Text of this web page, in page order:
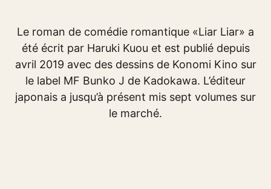
Le roman de comédie romantique «Liar Liar» a
été écrit par Haruki Kuou et est publié depuis
avril 2019 avec des dessins de Konomi Kino sur
le label MF Bunko J de Kadokawa. L’éditeur
japonais a jusqu’à présent mis sept volumes sur
le marché.